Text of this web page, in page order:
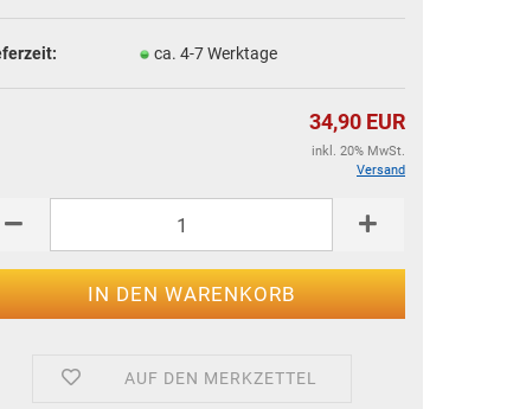
ca. 4-7 Werktage
34,90 EUR
inkl. 20% MwSt.
Versand
AUF DEN MERKZETTEL